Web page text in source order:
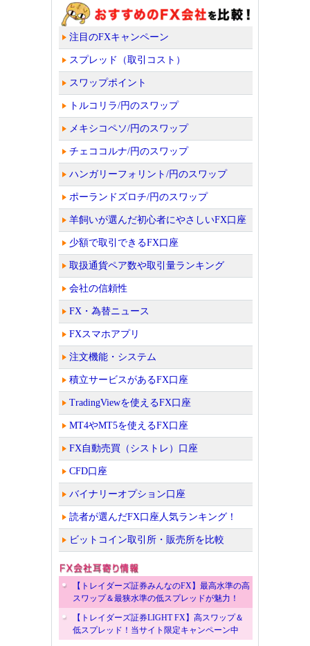
注目のFXキャンペーン
スプレッド（取引コスト）
スワップポイント
トルコリラ/円のスワップ
メキシコペソ/円のスワップ
チェココルナ/円のスワップ
ハンガリーフォリント/円のスワップ
ポーランドズロチ/円のスワップ
羊飼いが選んだ初心者にやさしいFX口座
少額で取引できるFX口座
取扱通貨ペア数や取引量ランキング
会社の信頼性
FX・為替ニュース
FXスマホアプリ
注文機能・システム
積立サービスがあるFX口座
TradingViewを使えるFX口座
MT4やMT5を使えるFX口座
FX自動売買（シストレ）口座
CFD口座
バイナリーオプション口座
読者が選んだFX口座人気ランキング！
ビットコイン取引所・販売所を比較
【トレイダーズ証券みんなのFX】最高水準の高
スワップ＆最狭水準の低スプレッドが魅力！
【トレイダーズ証券LIGHT FX】高スワップ＆
低スプレッド！当サイト限定キャンペーン中